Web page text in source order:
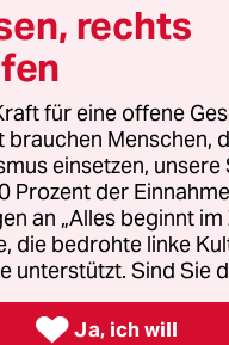
und Vertriebs GmbH
Bei rechtlichen Fragen oder
lizenzen@taz.de
Kommune-
Datenschutz
widerrufen
rechts
für eine offene
brauchen Menschen,
einsetzen, unsere
Prozent der
an „Alles beginnt im
die bedrohte linke
unterstützt. Sind Sie
 Ja, ich will